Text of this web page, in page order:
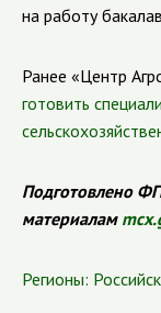
на работу
Ранее «Центр
готовить
Подготовлено
материалам
Регионы: